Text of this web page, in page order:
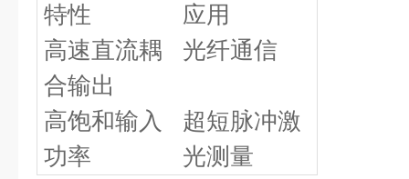
特性
应用
高速直流耦
合输出
光纤通信
高饱和输入
功率
超短脉冲激
光测量